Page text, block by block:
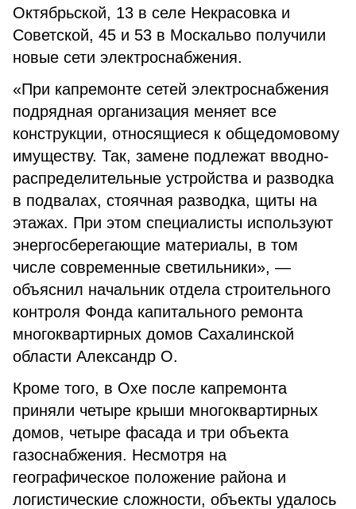
Октябрьской, 13 в селе Некрасовка и
Советской, 45 и 53 в Москальво получили
новые сети электроснабжения.
«При капремонте сетей электроснабжения
подрядная организация меняет все
конструкции, относящиеся к общедомовому
имуществу. Так, замене подлежат вводно-
распределительные устройства и разводка
в подвалах, стоячная разводка, щиты на
этажах. При этом специалисты используют
энергосберегающие материалы, в том
числе современные светильники», —
объяснил начальник отдела строительного
контроля Фонда капитального ремонта
многоквартирных домов Сахалинской
области Александр О.
Кроме того, в Охе после капремонта
приняли четыре крыши многоквартирных
домов, четыре фасада и три объекта
газоснабжения. Несмотря на
географическое положение района и
логистические сложности, объекты удалось